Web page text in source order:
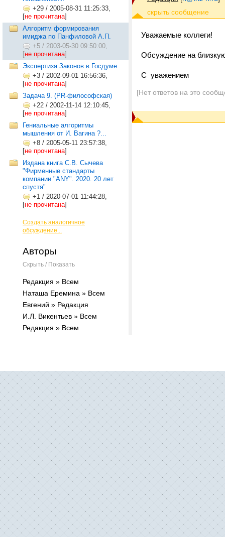
+29 / 2005-08-31 11:25:33,
[не прочитана]
Алгоритм формирования
имиджа по Панфиловой А.П.
+5 / 2003-05-30 09:50:00,
[не прочитана]
Экспертиза Законов в Госдуме
+3 / 2002-09-01 16:56:36,
[не прочитана]
Задача 9. (PR-философская)
+22 / 2002-11-14 12:10:45,
[не прочитана]
Гениальные алгоритмы
мышления от И. Вагина ?...
+8 / 2005-05-11 23:57:38,
[не прочитана]
Издана книга С.В. Сычева
"Фирменные стандарты
компании "ANY". 2020. 20 лет
спустя"
+1 / 2020-07-01 11:44:28,
[не прочитана]
Создать аналогичное
обсуждение...
Авторы
Скрыть / Показать
Редакция » Всем
Наташа Еремина » Всем
Евгений » Редакция
И.Л. Викентьев » Всем
Редакция » Всем
Уважаемые коллеги!
Обсуждение на
С уважением
[Нет ответов на это